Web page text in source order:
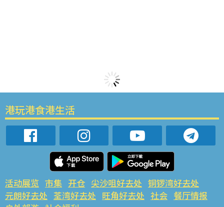
港玩港食港生活
活动展览 市集 开仓 尖沙咀好去处 铜锣湾好去处
元朗好去处 荃湾好去处 旺角好去处 社会 餐厅情报